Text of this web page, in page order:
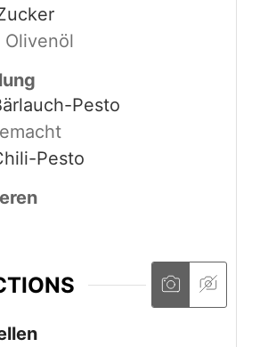
Olivenöl
Pesto
Pesto